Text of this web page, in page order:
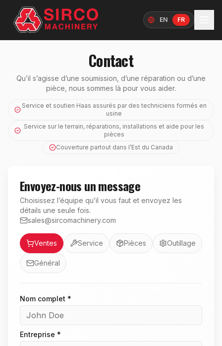
Langue
EN FR
Contact
Qu’il s’agisse d’une soumission, d’une réparation ou d’une
pièce, nous sommes là pour vous aider.
Service et soutien Haas assurés par des techniciens formés en
usine
Service sur le terrain, réparations, installations et aide pour les
pièces
Couverture partout dans l’Est du Canada
Envoyez-nous un message
Choisissez l’équipe qu’il vous faut et envoyez les
détails une seule fois.
sales@sircomachinery.com
Service
Ventes
Service Pièces Outillage
Général
Nom complet *
Entreprise *